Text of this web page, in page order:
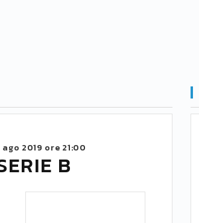
ago 2019 ore 21:00
B